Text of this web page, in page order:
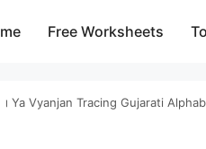
Free Worksheets
Ya Vyanjan Tracing Gujarati